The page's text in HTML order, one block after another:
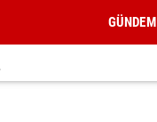
GÜNDEM